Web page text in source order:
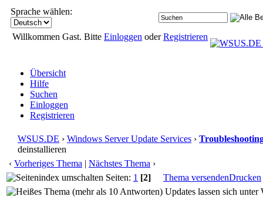
Sprache wählen:
Willkommen Gast. Bitte Einloggen oderRegistrieren
Übersicht
Hilfe
Suchen
Einloggen
Registrieren
WSUS.DE › Windows Server Update Services ›
deinstallieren
‹ Vorheriges Thema | Nächstes Thema ›
Seiten: 1 [2] Thema versendenDrucken
Updates lassen sich